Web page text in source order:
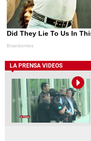
LA PRENSA VIDEOS